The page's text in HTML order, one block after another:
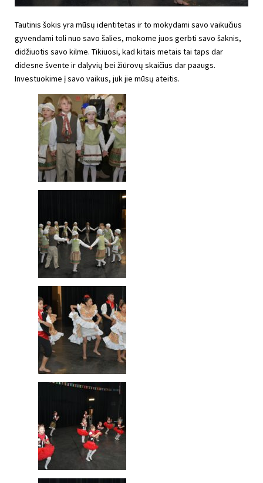
Tautinis šokis yra mūsų identitetas ir to mokydami savo vaikučius
gyvendami toli nuo savo šalies, mokome juos gerbti savo šaknis,
didžiuotis savo kilme. Tikiuosi, kad kitais metais tai taps dar
didesne švente ir dalyvių bei žiūrovų skaičius dar paaugs.
Investuokime į savo vaikus, juk jie mūsų ateitis.